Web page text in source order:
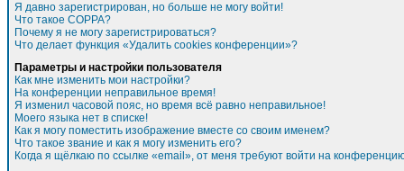
Я давно зарегистрирован, но больше не могу войти!
Что такое COPPA?
Почему я не могу зарегистрироваться?
Что делает функция «Удалить cookies конференции»?
Параметры и настройки пользователя
Как мне изменить мои настройки?
На конференции неправильное время!
Я изменил часовой пояс, но время всё равно неправильное!
Моего языка нет в списке!
Как я могу поместить изображение вместе со своим именем?
Что такое звание и как я могу изменить его?
Когда я щёлкаю по ссылке «email», от меня требуют войти на